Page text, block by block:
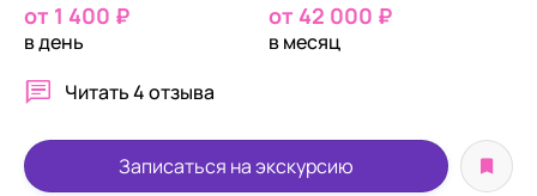
от 1 400 ₽
в день
от 42 000 ₽
в месяц
Читать4 отзыва
Записаться на экскурсию